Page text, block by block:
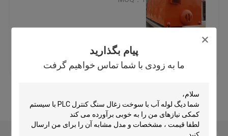
پیام بگذارید
ما به زودی با شما تماس خواهیم گرفت
دیگ آبگرم صنعتی
راهنمای عملیات دیگ بخار زغال سنگ
دیگ بخار بیوماس رنده زنجیری
بهترین قیمت
بیشتر ببینید